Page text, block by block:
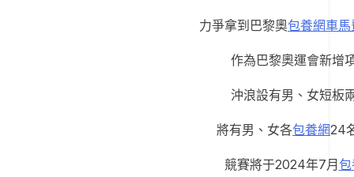
力爭拿到巴黎奧包養網車馬
作為巴黎奧運會新增
沖浪設有男、女短板
將有男、女各包養網24
競賽將于2024年7月